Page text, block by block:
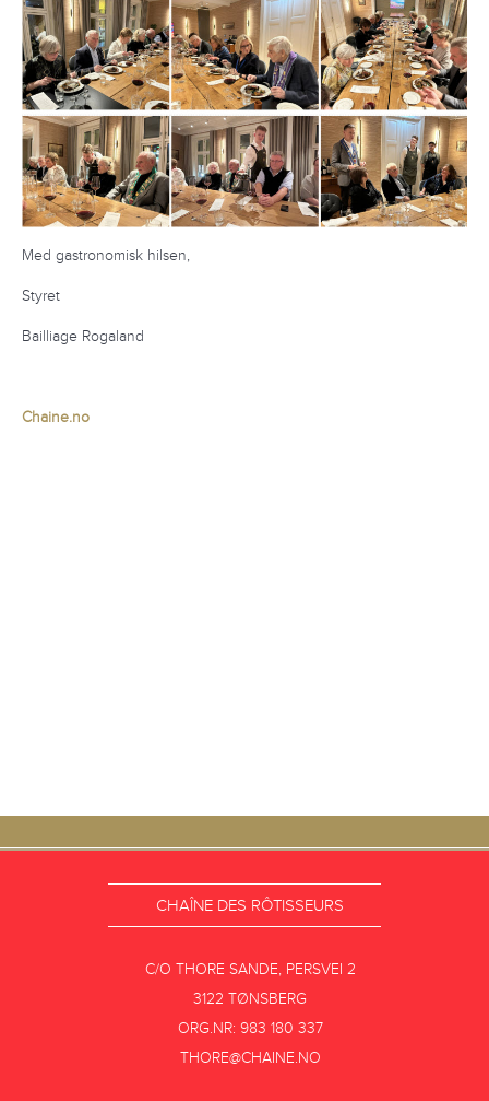
Med gastronomisk hilsen,
Styret
Bailliage Rogaland
Chaine.no
CHAÎNE DES RÔTISSEURS
C/O THORE SANDE, PERSVEI 2
3122 TØNSBERG
ORG.NR: 983 180 337
THORE@CHAINE.NO